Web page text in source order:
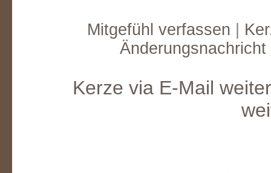
Mitgefühl verfassen
Kerze via E-Mail